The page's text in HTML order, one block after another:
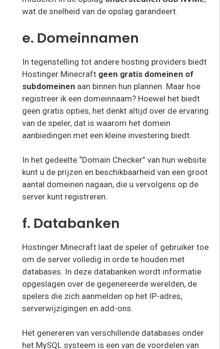
wat de snelheid van de opslag garandeert.
e. Domeinnamen
In tegenstelling tot andere hosting providers biedt
Hostinger Minecraft geen gratis domeinen of
subdomeinen aan binnen hun plannen. Maar hoe
registreer ik een domeinnaam? Hoewel het biedt
geen gratis opties, het denkt altijd over de ervaring
van de speler, dat is waarom het domein
aanbiedingen met een kleine investering biedt.
In het gedeelte “Domain Checker” van hun website
kunt u de prijzen en beschikbaarheid van een groot
aantal domeinen nagaan, die u vervolgens op de
server kunt registreren.
f. Databanken
Hostinger Minecraft laat de speler of gebruiker toe
om de server volledig in orde te houden met
databases. In deze databanken wordt informatie
opgeslagen over de gegenereerde werelden, de
spelers die zich aanmelden op het IP-adres,
serverwijzigingen en add-ons.
Het genereren van verschillende databases onder
het MySQL systeem is een van de voordelen van